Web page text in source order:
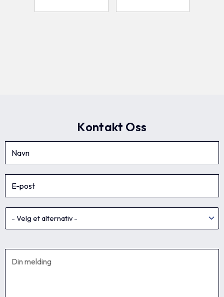
Kontakt Oss